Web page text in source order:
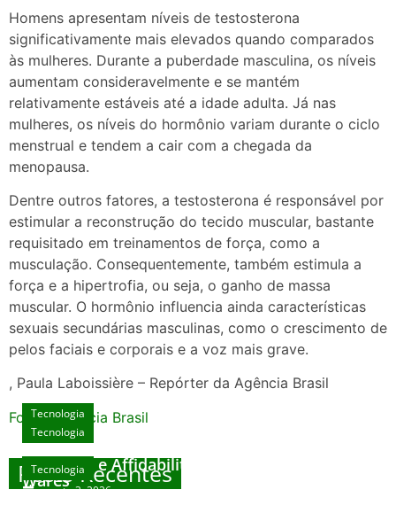
Homens apresentam níveis de testosterona
significativamente mais elevados quando comparados
às mulheres. Durante a puberdade masculina, os níveis
aumentam consideravelmente e se mantém
relativamente estáveis até a idade adulta. Já nas
mulheres, os níveis do hormônio variam durante o ciclo
menstrual e tendem a cair com a chegada da
menopausa.
Dentre outros fatores, a testosterona é responsável por
estimular a reconstrução do tecido muscular, bastante
requisitado em treinamentos de força, como a
musculação. Consequentemente, também estimula a
força e a hipertrofia, ou seja, o ganho de massa
muscular. O hormônio influencia ainda características
sexuais secundárias masculinas, como o crescimento de
pelos faciais e corporais e a voz mais grave.
, Paula Laboissière – Repórter da Agência Brasil
Fonte: Agencia Brasil
Posts Recentes
Tecnologia
Unlock Exclusive Rewards at The Big Dog
House
agosto 3, 2026
Tecnologia
Sicurezza e Affidabilità di Mr Nulls Wicked
Wares
Tecnologia
Tecnologia